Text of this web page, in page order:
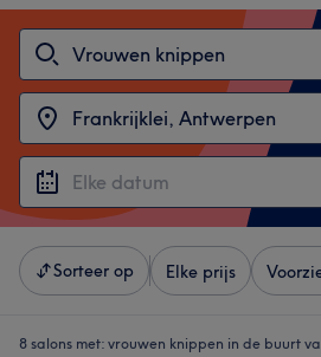
Sorteer op Elke prijs
8 salons met: vrouwen knippen in de buurt